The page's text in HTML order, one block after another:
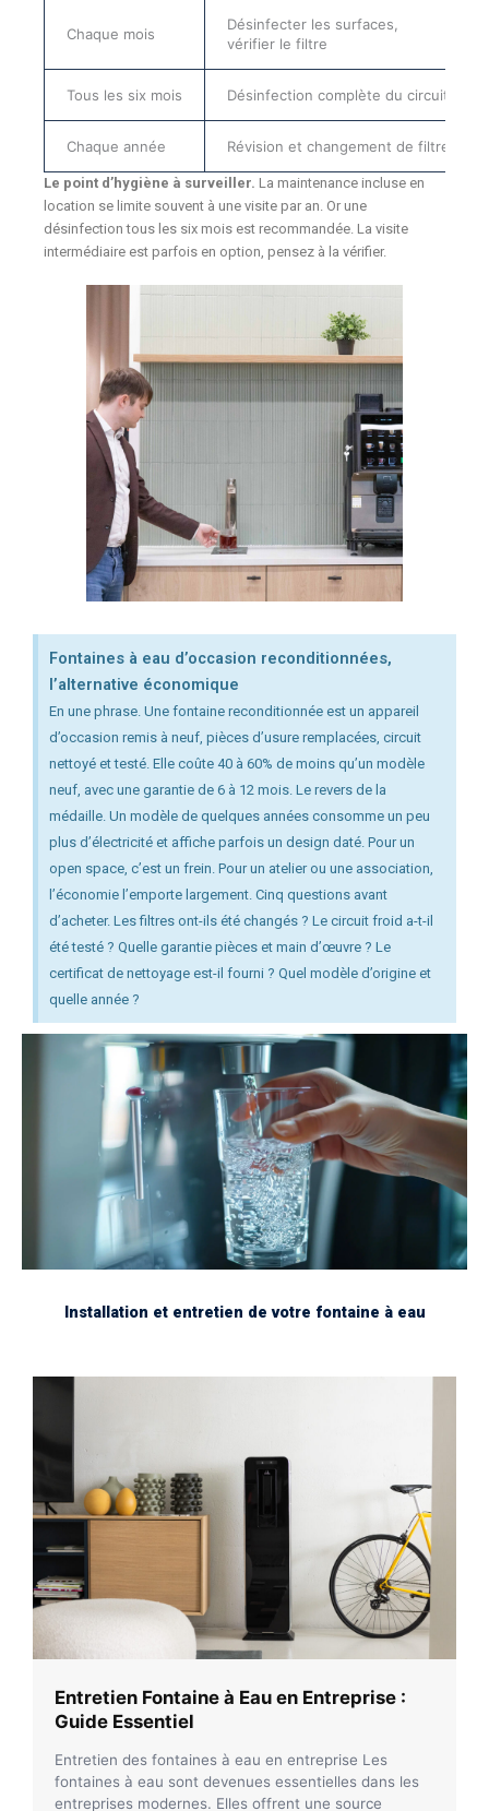
Chaque mois
Désinfecter les surfaces,
vérifier le filtre
Tous les six mois Désinfection complète du circuit
Chaque année Révision et changement de filtre
Le point d’hygiène à surveiller. La maintenance incluse en
location se limite souvent à une visite par an. Or une
désinfection tous les six mois est recommandée. La visite
intermédiaire est parfois en option, pensez à la vérifier.
Fontaines à eau d’occasion reconditionnées,
l’alternative économique
En une phrase. Une fontaine reconditionnée est un appareil
d’occasion remis à neuf, pièces d’usure remplacées, circuit
nettoyé et testé. Elle coûte 40 à 60% de moins qu’un modèle
neuf, avec une garantie de 6 à 12 mois. Le revers de la
médaille. Un modèle de quelques années consomme un peu
plus d’électricité et affiche parfois un design daté. Pour un
open space, c’est un frein. Pour un atelier ou une association,
l’économie l’emporte largement. Cinq questions avant
d’acheter. Les filtres ont-ils été changés ? Le circuit froid a-t-il
été testé ? Quelle garantie pièces et main d’œuvre ? Le
certificat de nettoyage est-il fourni ? Quel modèle d’origine et
quelle année ?
Installation et entretien de votre fontaine à eau
Entretien Fontaine à Eau en Entreprise :
Guide Essentiel
Entretien des fontaines à eau en entreprise Les
fontaines à eau sont devenues essentielles dans les
entreprises modernes. Elles offrent une source